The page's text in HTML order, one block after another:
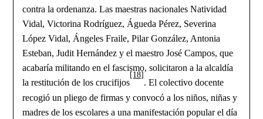
contra la ordenanza. Las maestras nacionales Natividad
Vidal, Victorina Rodríguez, Águeda Pérez, Severina
López Vidal, Ángeles Fraile, Pilar González, Antonia
Esteban, Judit Hernández y el maestro José Campos, que
acabaría militando en el fascismo, solicitaron a la alcaldía
la restitución de los crucifijos
[18]
. El colectivo docente
recogió un pliego de firmas y convocó a los niños, niñas y
madres de los escolares a una manifestación popular el día